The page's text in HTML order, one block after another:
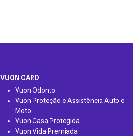
VUON CARD
Vuon Odonto
Vuon Proteção e Assistência Auto e
Moto
Vuon Casa Protegida
Vuon Vida Premiada